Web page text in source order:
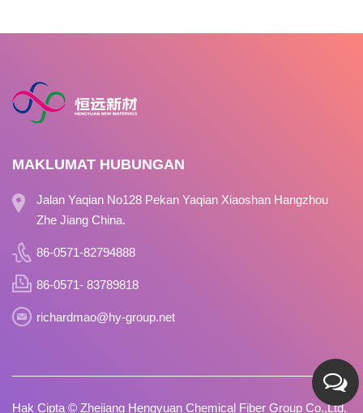
MAKLUMAT HUBUNGAN
Jalan Yaqian No128 Pekan Yaqian Xiaoshan Hangzhou
Zhe Jiang China.
86-0571-82794888
86-0571- 83789818
richardmao@hy-group.net
Hak Cipta © Zhejiang Hengyuan Chemical Fiber Group Co.,Ltd.